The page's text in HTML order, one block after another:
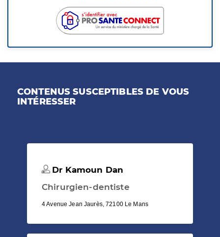
CONTENUS SUSCEPTIBLES DE VOUS
INTÉRESSER
Dr Kamoun Dan
Chirurgien-dentiste
4 Avenue Jean Jaurès, 72100 Le Mans